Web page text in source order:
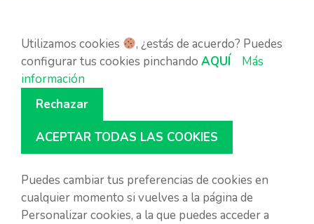
Utilizamos cookies
, ¿estás de acuerdo? Puedes
configurar tus cookies pinchando AQUÍ
Más
información
Rechazar
ACEPTAR TODAS LAS COOKIES
Puedes cambiar tus preferencias de cookies en
cualquier momento si vuelves a la página de
Personalizar cookies, a la que puedes acceder a